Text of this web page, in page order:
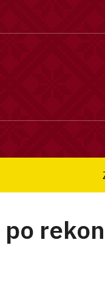
po rekonstrukcji - od 2....